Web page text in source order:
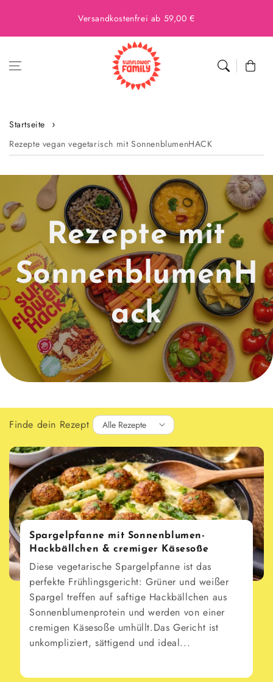
Versandkostenfrei ab 59,00 €
Startseite
Rezepte vegan vegetarisch mit SonnenblumenHACK
Rezepte mit
SonnenblumenH
ack
Finde dein Rezept
Spargelpfanne mit Sonnenblumen-
Hackbällchen & cremiger Käsesoße
Diese vegetarische Spargelpfanne ist das
perfekte Frühlingsgericht: Grüner und weißer
Spargel treffen auf saftige Hackbällchen aus
Sonnenblumenprotein und werden von einer
cremigen Käsesoße umhüllt.Das Gericht ist
unkompliziert, sättigend und ideal...